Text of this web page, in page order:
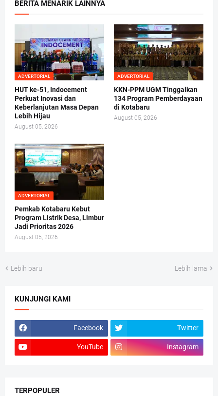
BERITA MENARIK LAINNYA
ADVERTORIAL
HUT ke-51, Indocement
Perkuat Inovasi dan
Keberlanjutan Masa Depan
Lebih Hijau
August 05, 2026
ADVERTORIAL
KKN-PPM UGM Tinggalkan
134 Program Pemberdayaan
di Kotabaru
August 05, 2026
ADVERTORIAL
Pemkab Kotabaru Kebut
Program Listrik Desa, Limbur
Jadi Prioritas 2026
August 05, 2026
Lebih baru Lebih lama
KUNJUNGI KAMI
Facebook Twitter
YouTube Instagram
TERPOPULER